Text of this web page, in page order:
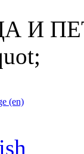
И
(en)